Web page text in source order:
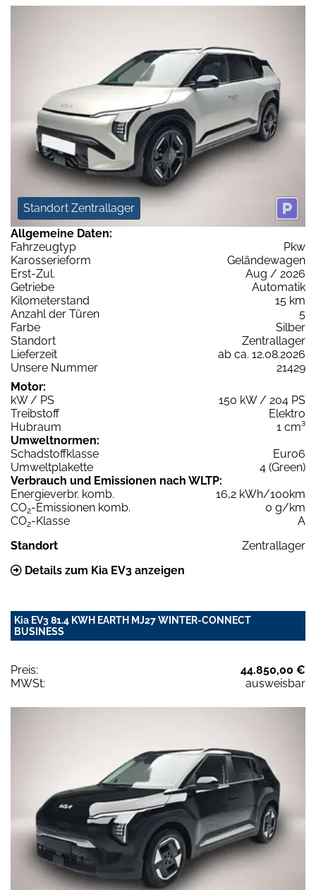
Standort Zentrallager
Allgemeine Daten:
Fahrzeugtyp
Pkw
Karosserieform
Geländewagen
Erst-Zul.
Aug / 2026
Getriebe
Automatik
Kilometerstand
15 km
Anzahl der Türen
5
Farbe
Silber
Standort
Zentrallager
Lieferzeit
ab ca. 12.08.2026
Unsere Nummer
21429
Motor:
kW / PS
150 kW / 204 PS
Treibstoff
Elektro
Hubraum
1 cm³
Umweltnormen:
Schadstoffklasse
Euro6
Umweltplakette
4 (Green)
Verbrauch und Emissionen nach WLTP:
Energieverbr. komb.
16,2 kWh/100km
CO2-Emissionen komb.
0 g/km
CO2-Klasse
A
Standort
Zentrallager
Details zum Kia EV3 anzeigen
Kia EV3 81.4 KWH EARTH MJ27 WINTER-CONNECT
BUSINESS
Preis:
44.850,00 €
MWSt:
ausweisbar